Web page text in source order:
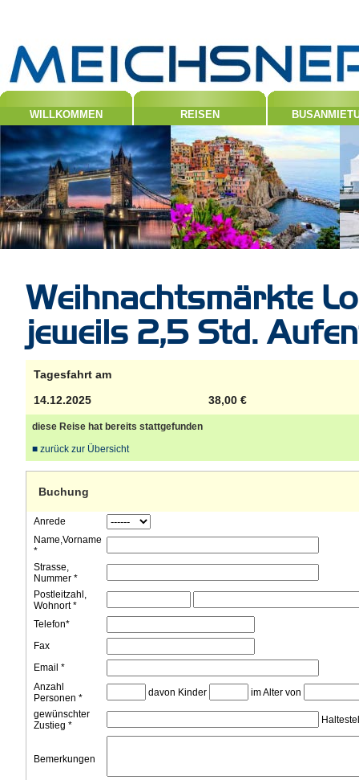
WILLKOMMEN REISEN
Weihnachtsmärkte
jeweils 2,5 Std.
Tagesfahrt am
14.12.2025
38,00 €
diese Reise hat bereits stattgefunden
■ zurück zur Übersicht
Buchung
Anrede
Name,Vorname
*
Strasse,
Nummer *
Postleitzahl,
Wohnort *
Telefon*
Fax
Email *
Anzahl
Personen *
davon Kinder
im Alter von
gewünschter
Zustieg *
Bemerkungen